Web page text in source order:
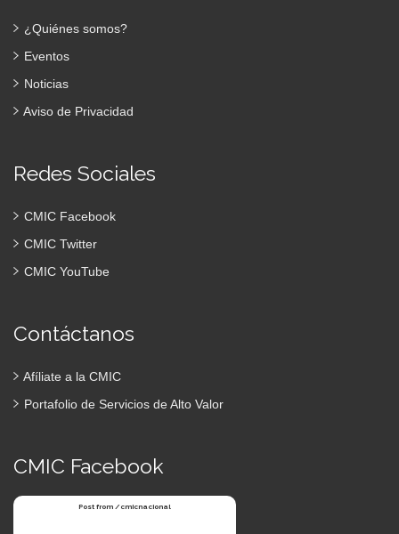
¿Quiénes somos?
Eventos
Noticias
Aviso de Privacidad
Redes Sociales
CMIC Facebook
CMIC Twitter
CMIC YouTube
Contáctanos
Afíliate a la CMIC
Portafolio de Servicios de Alto Valor
CMIC Facebook
Post from /cmicnacional